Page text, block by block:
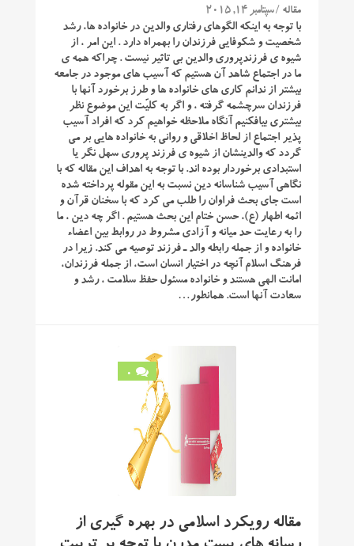
مقاله / سپتامبر 14, 2015
با توجه به اینکه الگوهای رفتاری والدین در خانواده ها، رشد
شخصیت و شکوفایی فرزندان را بهمراه دارد . این امر ، از
شیوه ی فرزندپروری والدین بی تاثیر نیست . چراکه همه ی
ما در اجتماع شاهد آن هستیم که آسیب های موجود در جامعه
بیشتر از ندانم کاری های خانواده ها و طرز برخورد آنها با
فرزندان سرچشمه گرفته ، و اگر به کلیّت این موضوع نظر
بیشتری بیافکنیم آنگاه ملاحظه خواهیم کرد که افراد آسیب
پذیر اجتماع از لحاظ اخلاقی و روانی به خانواده هایی بر می
گردد که والدینشان از شیوه ی فرزند پروری سهل نگر یا
استبدادی برخوردار بوده اند. با توجه به اهداف این مقاله که با
نگاهی آسیب شناسانه دین نسبت به این مقوله پرداخته شده
است جای بحث فراوان را طلب می کرد که با سخنان قرآن و
ائمه اطهار (ع)، حسن ختام این بحث هستیم . اگر چه دین ، ما
را به رعایت حد میانه و آزادی مشروط در روابط بین اعضاء
خانواده و از جمله رابطه والد ـ فرزند توصیه می کند. زیرا در
فرهنگ اسلام آنچه در اختیار انسان است، از جمله فرزندان،
امانت الهی هستند و خانواده مسئول حفظ سلامت ، رشد و
سعادت آنها است. همانطور…
0
مقاله رویکرد اسلامی در بهره گیری از